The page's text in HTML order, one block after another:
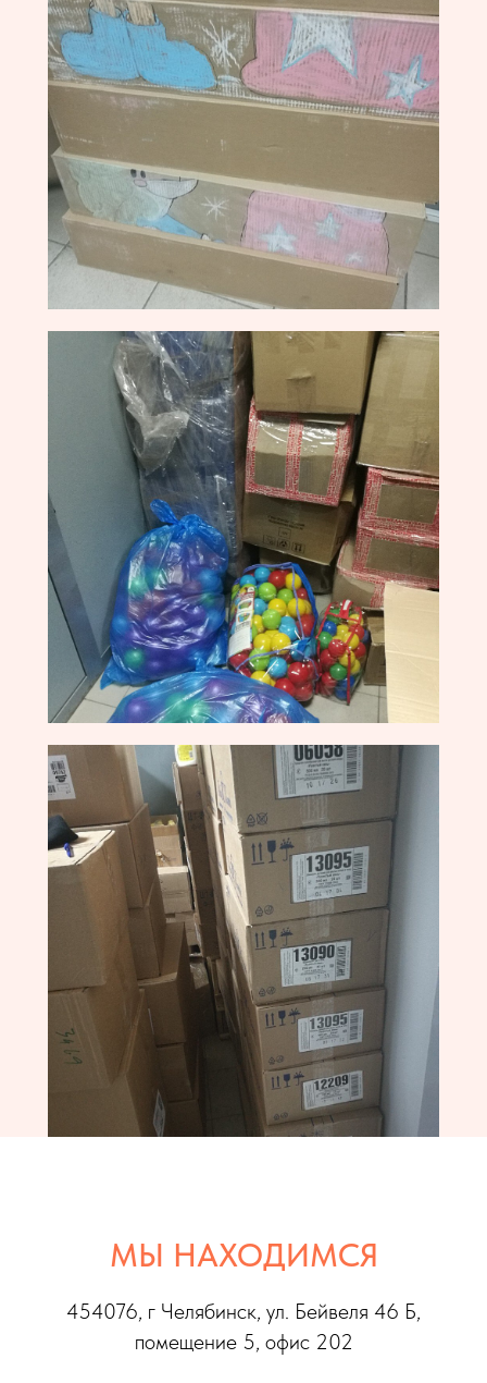
МЫ НАХОДИМСЯ
454076, г Челябинск, ул. Бейвеля 46 Б,
помещение 5, офис 202